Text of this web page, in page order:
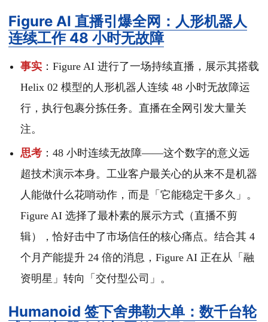
Figure AI 直播引爆全网：人形机器人
连续工作 48 小时无故障
事实 ：Figure AI 进行了一场持续直播，展示其搭载
Helix 02 模型的人形机器人连续 48 小时无故障运
行，执行包裹分拣任务。直播在全网引发大量关
注。
思考 ：48 小时连续无故障——这个数字的意义远
超技术演示本身。工业客户最关心的从来不是机器
人能做什么花哨动作，而是「它能稳定干多久」。
Figure AI 选择了最朴素的展示方式（直播不剪
辑），恰好击中了市场信任的核心痛点。结合其 4
个月产能提升 24 倍的消息，Figure AI 正在从「融
资明星」转向「交付型公司」。
Humanoid 签下舍弗勒大单：数千台轮